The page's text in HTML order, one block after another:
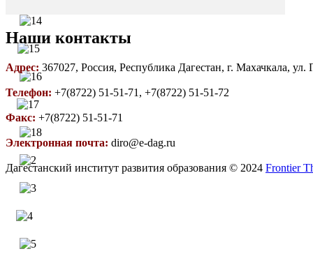
Наши контакты
Адрес: 367027, Россия, Республика Дагестан, г. Махачкала,
Телефон: +7(8722) 51-51-71, +7(8722) 51-51-72
Факс: +7(8722) 51-51-71
Электронная почта: diro@e-dag.ru
Дагестанский институт развития образования © 2024 Frontier